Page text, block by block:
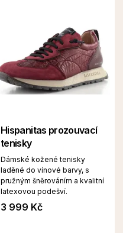
Hispanitas prozouvací
tenisky
Dámské kožené tenisky
laděné do vínové barvy, s
pružným šněrováním a kvalitní
latexovou podešví.
3 999 Kč